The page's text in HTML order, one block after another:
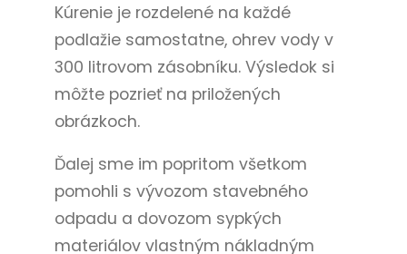
Kúrenie je rozdelené na každé
podlažie samostatne, ohrev vody v
300 litrovom zásobníku. Výsledok si
môžte pozrieť na priložených
obrázkoch.
Ďalej sme im popritom všetkom
pomohli s vývozom stavebného
odpadu a dovozom sypkých
materiálov vlastným nákladným